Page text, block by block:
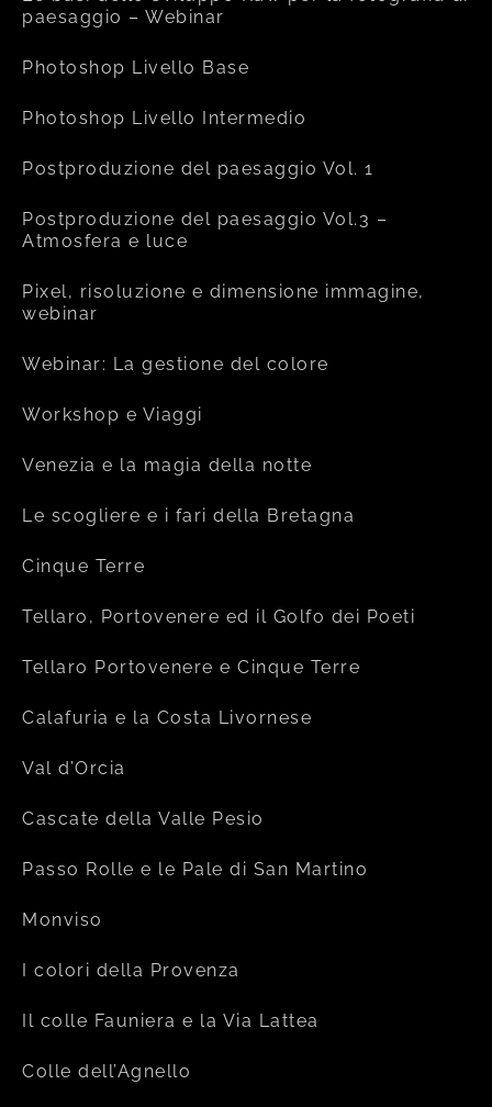
paesaggio – Webinar
Photoshop Livello Base
Photoshop Livello Intermedio
Postproduzione del paesaggio Vol. 1
Postproduzione del paesaggio Vol.3 –
Atmosfera e luce
Pixel, risoluzione e dimensione immagine,
webinar
Webinar: La gestione del colore
Workshop e Viaggi
Venezia e la magia della notte
Le scogliere e i fari della Bretagna
Cinque Terre
Tellaro, Portovenere ed il Golfo dei Poeti
Tellaro Portovenere e Cinque Terre
Calafuria e la Costa Livornese
Val d’Orcia
Cascate della Valle Pesio
Passo Rolle e le Pale di San Martino
Monviso
I colori della Provenza
Il colle Fauniera e la Via Lattea
Colle dell’Agnello